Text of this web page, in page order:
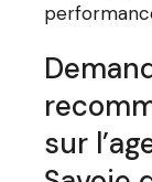
sur